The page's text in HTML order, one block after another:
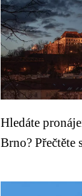
Hledáte
Brno? Přečtěte